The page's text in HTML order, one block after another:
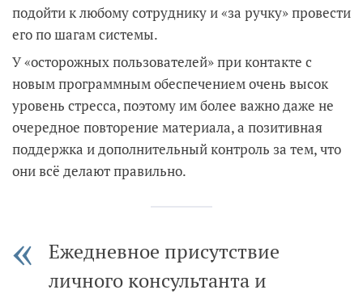
подойти к любому сотруднику и «за ручку» провести
его по шагам системы.
У «осторожных пользователей» при контакте с
новым программным обеспечением очень высок
уровень стресса, поэтому им более важно даже не
очередное повторение материала, а позитивная
поддержка и дополнительный контроль за тем, что
они всё делают правильно.
Ежедневное присутствие
личного консультанта и